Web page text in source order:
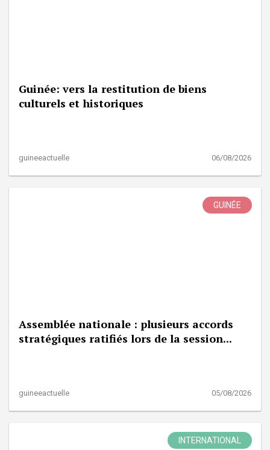
Guinée: vers la restitution de biens
culturels et historiques
guineeactuelle 06/08/2026
GUINÉE
Assemblée nationale : plusieurs accords
stratégiques ratifiés lors de la session...
guineeactuelle 05/08/2026
INTERNATIONAL